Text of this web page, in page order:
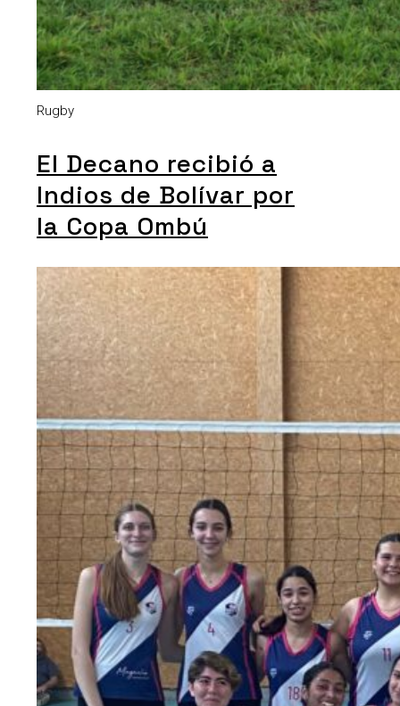
Rugby
El Decano recibió a
Indios de Bolívar por
la Copa Ombú